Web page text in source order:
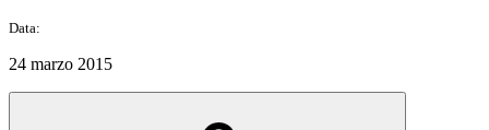
Data:
24 marzo 2015